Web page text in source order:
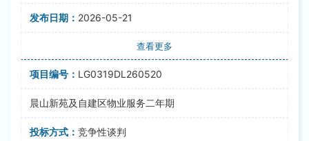
2026-05-21
查看更多
LG0319DL260520
晨山新苑及自建区物业服务二年期
竞争性谈判